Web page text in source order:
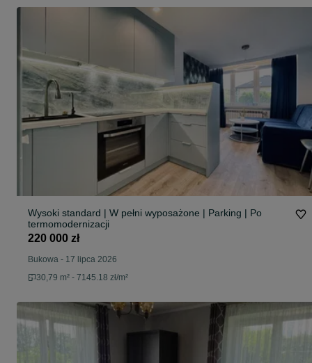
Wysoki standard | W pełni wyposażone | Parking | Po
termomodernizacji
220 000 zł
Bukowa - 17 lipca 2026
30,79 m² - 7145.18 zł/m²